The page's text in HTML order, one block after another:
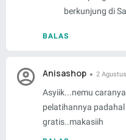
BALAS
berkunjung di
Anisashop 2
Asyiik...nemu
pelatihannya
gratis..makasiih